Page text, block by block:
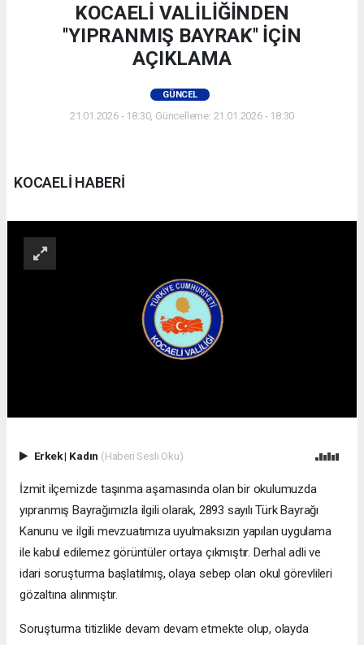
KOCAELİ VALİLİĞİNDEN
''YIPRANMIŞ BAYRAK'' İÇİN
AÇIKLAMA
GÜNCEL
21.01.2026 - 18:30, Güncelleme: 21.01.2026 - 18:30
KOCAELİ HABERİ
Erkek| Kadın (Haberi Sesli Oku)
İzmit ilçemizde taşınma aşamasında olan bir okulumuzda
yıpranmış Bayrağımızla ilgili olarak, 2893 sayılı Türk Bayrağı
Kanunu ve ilgili mevzuatımıza uyulmaksızın yapılan uygulama
ile kabul edilemez görüntüler ortaya çıkmıştır. Derhal adli ve
idari soruşturma başlatılmış, olaya sebep olan okul görevlileri
gözaltına alınmıştır.
Soruşturma titizlikle devam devam etmekte olup, olayda